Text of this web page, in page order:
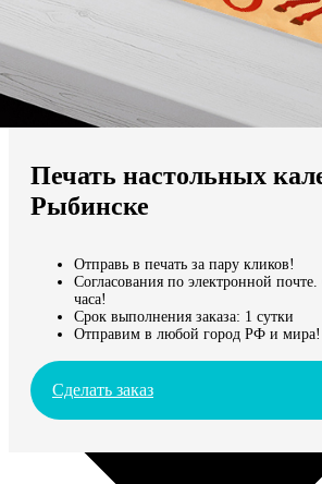
Мы доставляем по всему миру
Продолжить без города
Печать настольных
Рыбинске
Отправь в печать за пару кликов!
Согласования по электронной
часа!
Срок выполнения заказа: 1 сутки
Отправим в любой город РФ и мира!
Сделать заказ